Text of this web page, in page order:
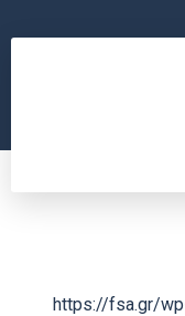
https://fsa.gr/